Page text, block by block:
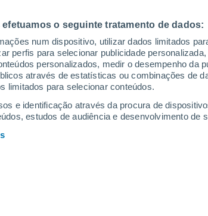
o seguinte tratamento de dados:
num dispositivo, utilizar dados limitados
perfis para selecionar publicidade
personalizados, medir o desempenho da
através de estatísticas ou combinações de
limitados para selecionar conteúdos.
e identificação através da procura de
estudos de audiência e desenvolvimento de
Powell
Ranchester
Rawlins
Sage